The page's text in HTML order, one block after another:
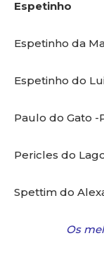
Espetinho
Espetinho da
Espetinho do
Paulo do Gato -
Pericles do
Spettim do
Os